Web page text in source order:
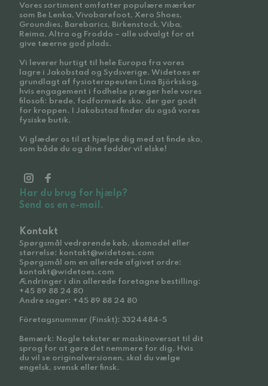
Vores sortiment omfatter populære mærker
som Be Lenka, Vivobarefoot, Xero Shoes,
Groundies, Barebarics, Birkenstock, Viba,
Reima, Altra og Froddo – alle udvalgt for at
give tæerne god plads.
Vi leverer hurtigt til hele Europa fra vores
lagre i Jakobstad og Sydsverige. Widetoes er
grundlagt af fysioterapeuten Lina Björkskog,
hvis engagement i fodhelse præger hele vores
filosofi: brede, fodformede sko, der gør godt
for kroppen. I Jakobstad finder du også vores
fysiske butik.
Vi glæder os til at hjælpe dig med at finde sko,
som både du og dine fødder vil elske!
Har du brug for hjælp?
Send os en e-mail.
Kontakt
Spørgsmål vedrørende køb, skomodel eller
størrelse: kontakt@widetoes.com
Spørgsmål om en allerede afgivet ordre:
kontakt@widetoes.com
Ændringer i din allerede foretagne bestilling:
+45 89 88 24 80
Andre sager: +45 89 88 24 80
Företagsnummer (Finskt): 3324484-5
Bemærk: Nogle tekster er maskinoversat til dit
sprog for at gøre det nemmere for dig. Hvis
du vil se originalversionen, skal du vælge
engelsk, svensk eller finsk.